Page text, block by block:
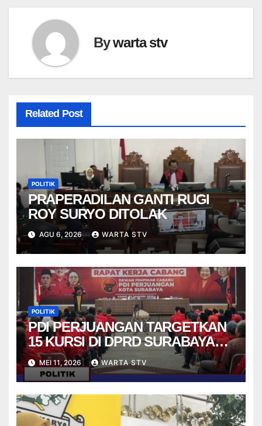
Bywarta stv
Related Post
POLITIK
PRAPERADILAN GANTI RUGI
ROY SURYO DITOLAK
AGU 6, 2026 WARTA STV
POLITIK
PDI PERJUANGAN TARGETKAN
15 KURSI DI DPRD SURABAYA
PADA PEMILU 2029
MEI 11, 2026 WARTA STV